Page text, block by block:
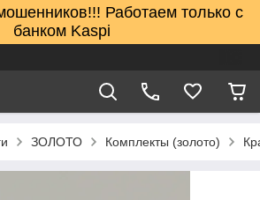
Работаем только с
банком Kaspi
ЗОЛОТО Комплекты (золото)